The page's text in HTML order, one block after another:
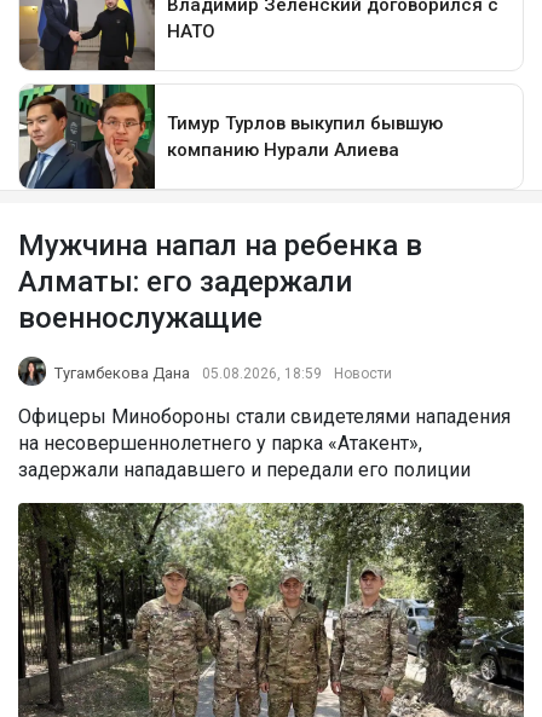
Мужчина напал на ребенка в
Алматы: его задержали
военнослужащие
Тугамбекова Дана 05.08.2026, 18:59 Новости
Офицеры Минобороны стали свидетелями нападения
на несовершеннолетнего у парка «Атакент»,
задержали нападавшего и передали его полиции